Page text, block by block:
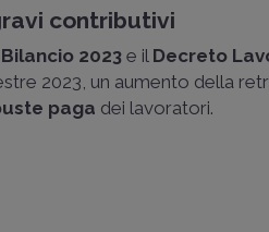
contributivi
2023 e il Decreto
2023, un aumento della
paga dei lavoratori.